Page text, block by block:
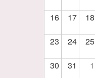
16 17 18
23 24 25
30 31 1